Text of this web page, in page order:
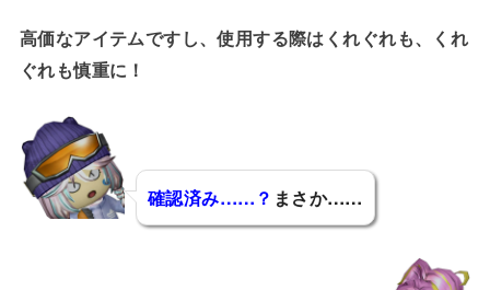
高価なアイテムですし、使用する際はくれぐれも、くれ
ぐれも慎重に！
確認済み……？ まさか……